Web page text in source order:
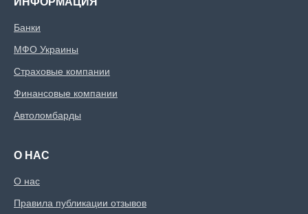
Банки
МФО Украины
Страховые компании
Финансовые компании
Автоломбарды
О НАС
О нас
Правила публикации отзывов